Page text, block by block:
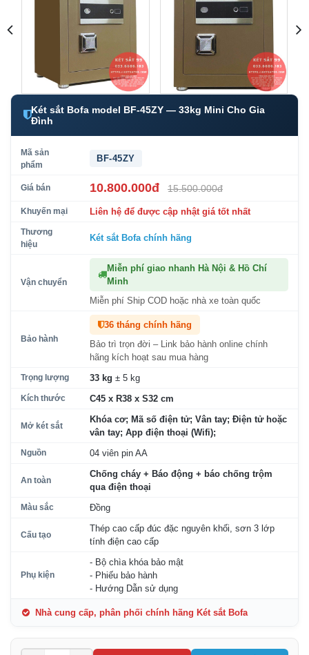
Két sắt Bofa model BF-45ZY — 33kg Mini Cho Gia
Đình
Mã sản
phẩm
BF-45ZY
Giá bán 10.800.000đ 15.500.000đ
Khuyến mại Liên hệ để được cập nhật giá tốt nhất
Thương
hiệu
Két sắt Bofa chính hãng
Vận chuyển
Miễn phí giao nhanh Hà Nội & Hồ Chí
Minh
Miễn phí Ship COD hoặc nhà xe toàn quốc
Bảo hành
36 tháng chính hãng
Bảo trì trọn đời – Link bảo hành online chính
hãng kích hoạt sau mua hàng
Trọng lượng 33 kg ± 5 kg
Kích thước C45 x R38 x S32 cm
Mở két sắt
Khóa cơ; Mã số điện tử; Vân tay; Điện tử hoặc
vân tay; App điện thoại (Wifi);
Nguồn 04 viên pin AA
An toàn
Chống cháy + Báo động + báo chống trộm
qua điện thoại
Màu sắc Đồng
Cấu tạo
Thép cao cấp đúc đặc nguyên khối, sơn 3 lớp
tính điện cao cấp
Phụ kiện
- Bộ chìa khóa bảo mật
- Phiếu bảo hành
- Hướng Dẫn sử dụng
Nhà cung cấp, phân phối chính hãng Két sắt Bofa